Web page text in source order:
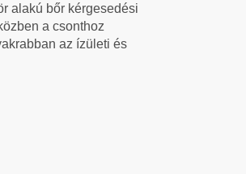
alakú bőr kérgesedési
a csonthoz
az ízületi és